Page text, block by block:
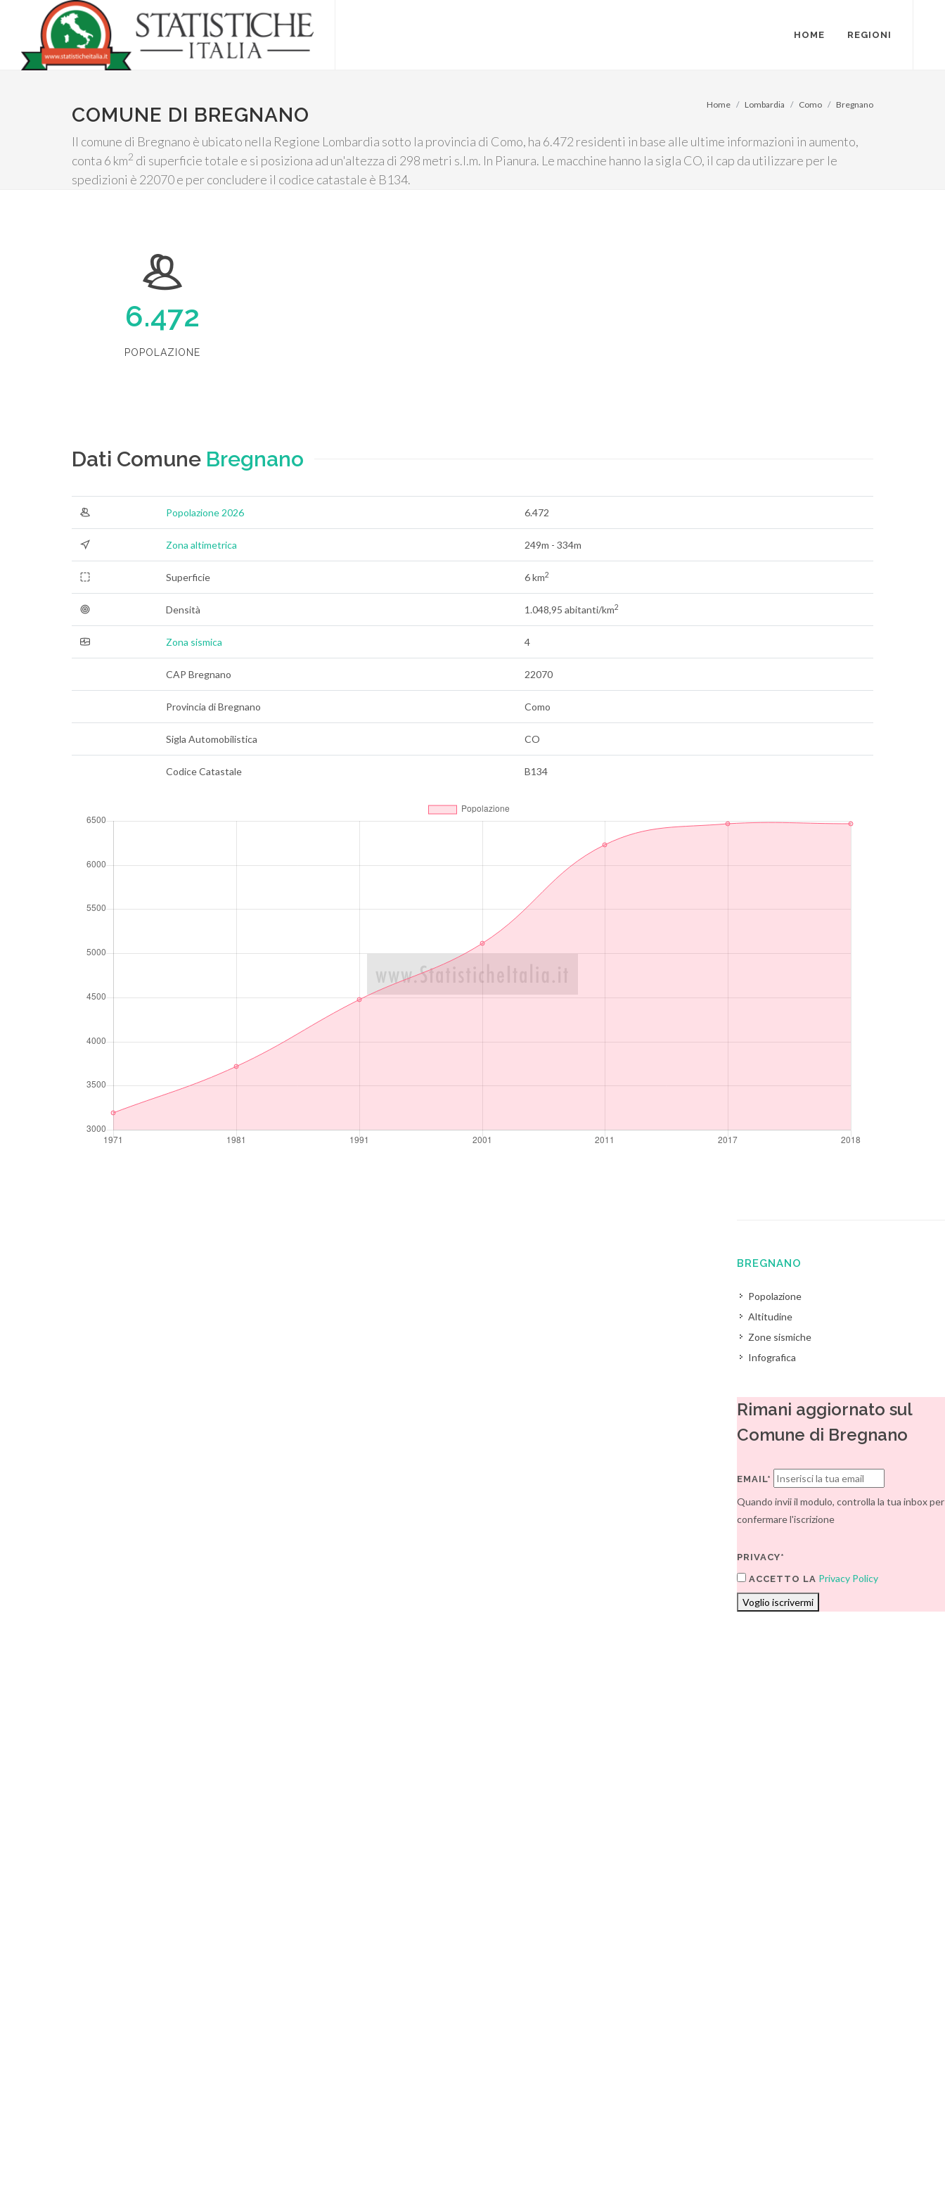
HOME REGIONI
COMUNE DI BREGNANO
Il comune di Bregnano è ubicato nella Regione Lombardia sotto la provincia di Como, ha 6.472 residenti in base alle ultime informazioni in aumento,
conta 6 km2 di superficie totale e si posiziona ad un'altezza di 298 metri s.l.m. In Pianura. Le macchine hanno la sigla CO, il cap da utilizzare per le
spedizioni è 22070 e per concludere il codice catastale è B134.
Home Lombardia Como Bregnano
6.472
POPOLAZIONE
Dati Comune Bregnano
Popolazione 2026 6.472
Zona altimetrica 249m - 334m
Superficie 6 km2
Densità 1.048,95 abitanti/km2
Zona sismica 4
CAP Bregnano 22070
Provincia di Bregnano Como
Sigla Automobilistica CO
Codice Catastale B134
BREGNANO
Popolazione
Altitudine
Zone sismiche
Infografica
Rimani aggiornato sul
Comune di Bregnano
EMAIL*
Quando invii il modulo, controlla la tua inbox per
confermare l'iscrizione
PRIVACY*
ACCETTO LA Privacy Policy
Voglio iscrivermi